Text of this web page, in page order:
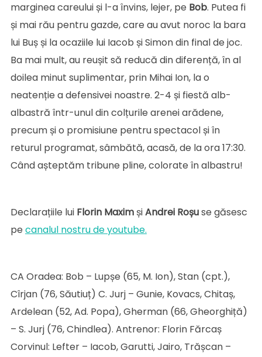
marginea careului și l-a învins, lejer, pe Bob. Putea fi
și mai rău pentru gazde, care au avut noroc la bara
lui Buș și la ocaziile lui Iacob și Simon din final de joc.
Ba mai mult, au reușit să reducă din diferență, în al
doilea minut suplimentar, prin Mihai Ion, la o
neatenție a defensivei noastre. 2-4 și fiestă alb-
albastră într-unul din colțurile arenei arădene,
precum și o promisiune pentru spectacol și în
returul programat, sâmbătă, acasă, de la ora 17:30.
Când așteptăm tribune pline, colorate în albastru!
Declarațiile lui Florin MaximșiAndrei Roșuse găsesc
pe canalul nostru de youtube.
CA Oradea: Bob – Lupșe (65, M. Ion), Stan (cpt.),
Cîrjan (76, Săutiuț) C. Jurj – Gunie, Kovacs, Chitaș,
Ardelean (52, Ad. Popa), Gherman (66, Gheorghiță)
– S. Jurj (76, Chindlea). Antrenor: Florin Fărcaș
Corvinul: Lefter – Iacob, Garutti, Jairo, Trășcan –